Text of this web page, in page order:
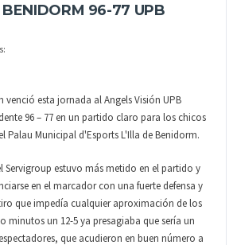
BENIDORM 96-77 UPB
venció esta jornada al Angels Visión UPB
96 – 77 en un partido claro para los chicos
Palau Municipal d'Esports L'Illa de Benidorm.
Servigroup estuvo más metido en el partido y
en el marcador con una fuerte defensa y
que impedía cualquier aproximación de los
minutos un 12-5 ya presagiaba que sería un
que acudieron en buen número a